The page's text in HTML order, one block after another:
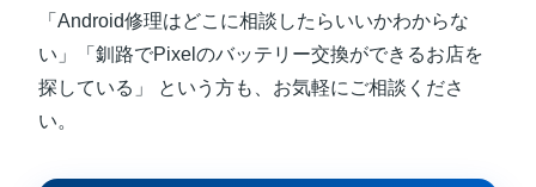
「Android修理はどこに相談したらいいかわからな
い」「釧路でPixelのバッテリー交換ができるお店を
探している」 という方も、お気軽にご相談くださ
い。